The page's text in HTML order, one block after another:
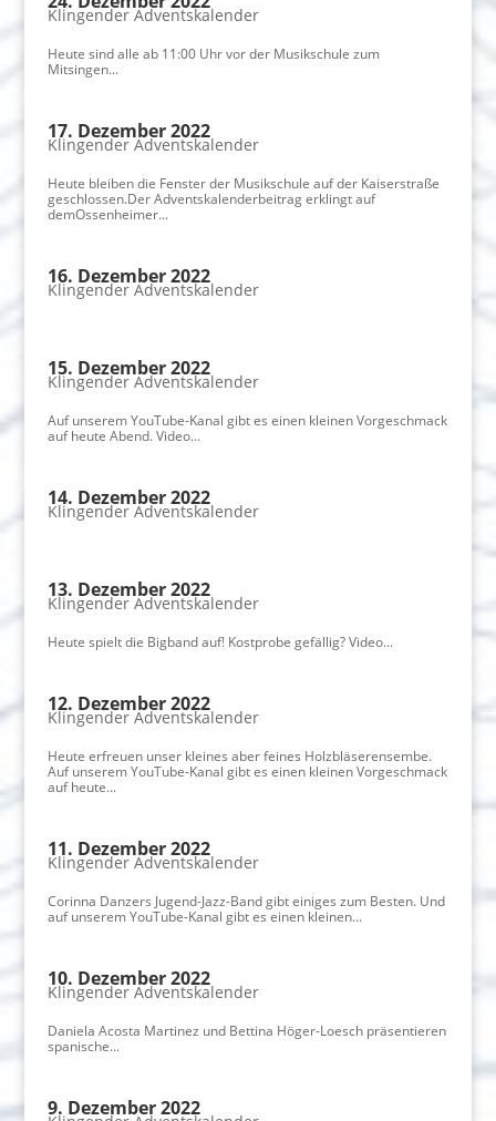
Klingender Adventskalender
Heute sind alle ab 11:00 Uhr vor der Musikschule zum
Mitsingen...
17. Dezember 2022
Klingender Adventskalender
Heute bleiben die Fenster der Musikschule auf der Kaiserstraße
geschlossen.Der Adventskalenderbeitrag erklingt auf
demOssenheimer...
16. Dezember 2022
Klingender Adventskalender
15. Dezember 2022
Klingender Adventskalender
Auf unserem YouTube-Kanal gibt es einen kleinen Vorgeschmack
auf heute Abend. Video...
14. Dezember 2022
Klingender Adventskalender
13. Dezember 2022
Klingender Adventskalender
Heute spielt die Bigband auf! Kostprobe gefällig? Video...
12. Dezember 2022
Klingender Adventskalender
Heute erfreuen unser kleines aber feines Holzbläserensembe.
Auf unserem YouTube-Kanal gibt es einen kleinen Vorgeschmack
auf heute...
11. Dezember 2022
Klingender Adventskalender
Corinna Danzers Jugend-Jazz-Band gibt einiges zum Besten. Und
auf unserem YouTube-Kanal gibt es einen kleinen...
10. Dezember 2022
Klingender Adventskalender
Daniela Acosta Martinez und Bettina Höger-Loesch präsentieren
spanische...
9. Dezember 2022